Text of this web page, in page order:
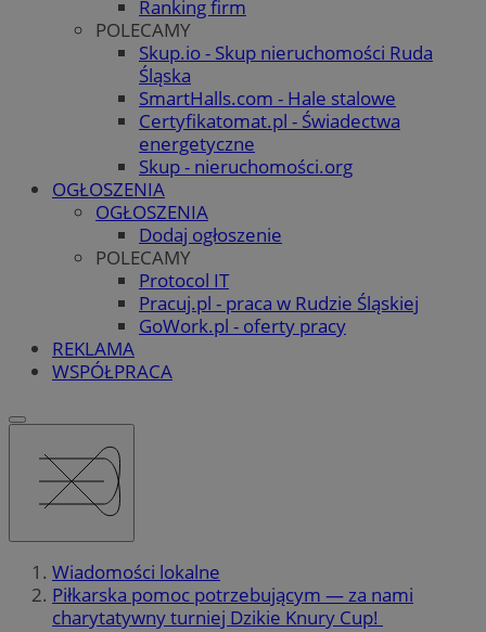
Ranking firm
POLECAMY
Skup.io - Skup nieruchomości Ruda
Śląska
SmartHalls.com - Hale stalowe
Certyfikatomat.pl - Świadectwa
energetyczne
Skup - nieruchomości.org
OGŁOSZENIA
OGŁOSZENIA
Dodaj ogłoszenie
POLECAMY
Protocol IT
Pracuj.pl - praca w Rudzie Śląskiej
GoWork.pl - oferty pracy
REKLAMA
WSPÓŁPRACA
Wiadomości lokalne
Piłkarska pomoc potrzebującym — za nami
charytatywny turniej Dzikie Knury Cup!